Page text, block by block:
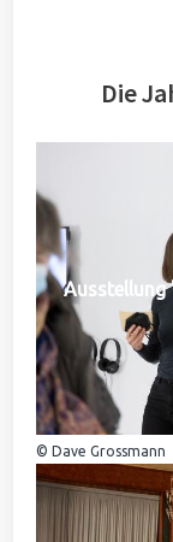
Die
Ausstellung
© Dave Grossmann